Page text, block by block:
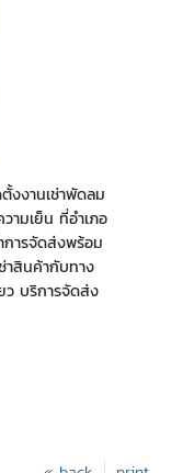
งงานเช่าพัดลม
ามเย็น ที่อำเภอ
ารจัดส่งพร้อม
าสินค้ากับทาง
ว บริการจัดส่ง